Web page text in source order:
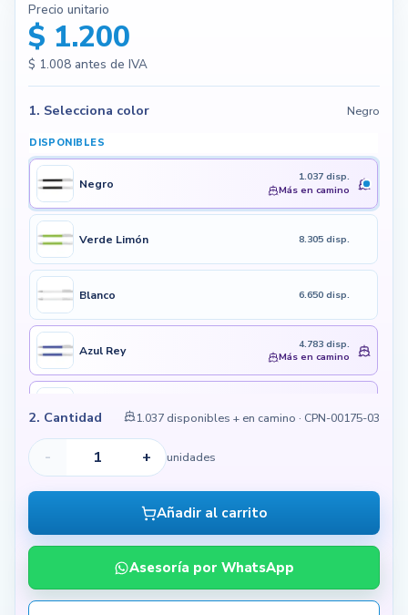
Precio unitario
$ 1.200
$ 1.008antes de IVA
1. Selecciona color Negro
DISPONIBLES
Negro
1.037 disp.
Más en camino
Verde Limón 8.305 disp.
Blanco 6.650 disp.
Azul Rey
4.783 disp.
Más en camino
Más en camino
Amarillo
Azul Cielo
2. Cantidad 1.037 disponibles + en camino · CPN-00175-03
- + unidades
Añadir al carrito
Asesoría por WhatsApp